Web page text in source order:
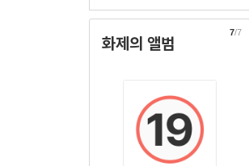
화제의 앨범
7/7